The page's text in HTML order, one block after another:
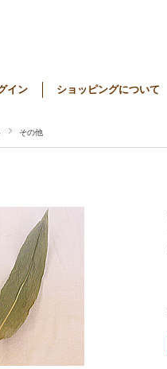
イン ショッピングについて
その他